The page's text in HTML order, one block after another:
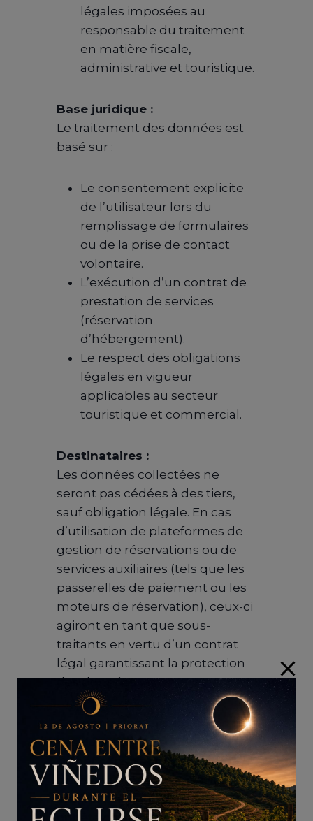
légales imposées au
responsable du traitement
en matière fiscale,
administrative et touristique.
Base juridique :
Le traitement des données est
basé sur :
Le consentement explicite
de l’utilisateur lors du
remplissage de formulaires
ou de la prise de contact
volontaire.
L’exécution d’un contrat de
prestation de services
(réservation
d’hébergement).
Le respect des obligations
légales en vigueur
applicables au secteur
touristique et commercial.
Destinataires :
Les données collectées ne
seront pas cédées à des tiers,
sauf obligation légale. En cas
d’utilisation de plateformes de
gestion de réservations ou de
services auxiliaires (tels que les
passerelles de paiement ou les
moteurs de réservation), ceux-ci
agiront en tant que sous-
traitants en vertu d’un contrat
légal garantissant la protection
des données.
Conservation des données :
Les données personnelles
seront conservées pendant la
durée nécessaire pour atteindre
les finalités pour lesquelles elles
ont été collectées et pour